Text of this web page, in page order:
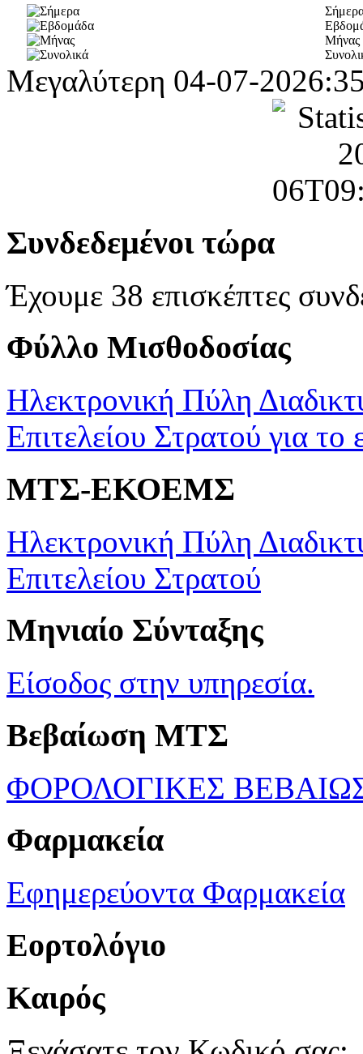
Μήνας
Μεγαλύτερη 04-07-
Συνδεδεμένοι τώρα
Έχουμε 38 επισκέπτες
Φύλλο Μισθοδοσίας
Ηλεκτρονική Πύλη
Επιτελείου Στρατού για το
ΜΤΣ-ΕΚΟΕΜΣ
Ηλεκτρονική Πύλη
Επιτελείου Στρατού
Μηνιαίο Σύνταξης
Είσοδος στην υπηρεσία.
Βεβαίωση ΜΤΣ
ΦΟΡΟΛΟΓΙΚΕΣ
Φαρμακεία
Εφημερεύοντα Φαρμακεία
Εορτολόγιο
Καιρός